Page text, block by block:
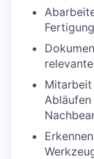
Mitarbeit